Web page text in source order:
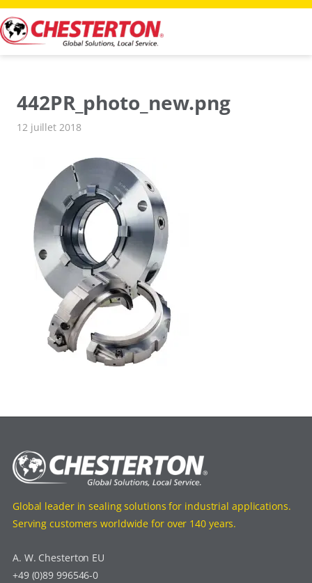
Aller
au
contenu
442PR_photo_new.png
12 juillet 2018
Global leader in sealing solutions for industrial applications.
Serving customers worldwide for over 140 years.
A. W. Chesterton EU
+49 (0)89 996546-0